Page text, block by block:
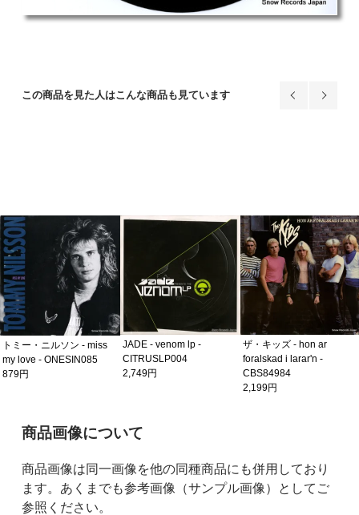
この商品を見た人はこんな商品も見ています
トミー・ニルソン - miss
my love - ONESIN085
879円
JADE - venom lp -
CITRUSLP004
2,749円
ザ・キッズ - hon ar
foralskad i larar'n -
CBS84984
2,199円
ご購入前の注意事項
商品画像について
商品画像は同一画像を他の同種商品にも併用しており
ます。あくまでも参考画像（サンプル画像）としてご
参照ください。